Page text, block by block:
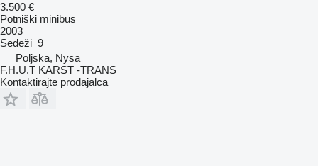
3.500 €
Potniški minibus
2003
Sedeži 9
Poljska, Nysa
F.H.U.T KARST -TRANS
Kontaktirajte prodajalca